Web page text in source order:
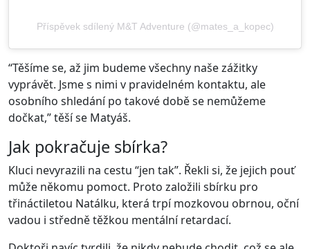
Příspěvek sdílený M&T Adventure (@mates_a_kopec)
“Těšíme se, až jim budeme všechny naše zážitky
vyprávět. Jsme s nimi v pravidelném kontaktu, ale
osobního shledání po takové době se nemůžeme
dočkat,” těší se Matyáš.
Jak pokračuje sbírka?
Kluci nevyrazili na cestu “jen tak”. Řekli si, že jejich pouť
může někomu pomoct. Proto založili sbírku pro
třináctiletou Natálku, která trpí mozkovou obrnou, oční
vadou i středně těžkou mentální retardací.